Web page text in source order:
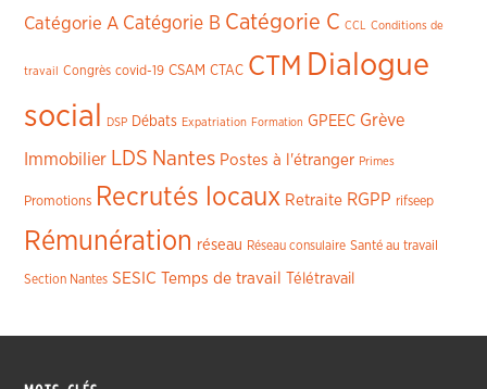
Catégorie A Catégorie B Catégorie C CCL Conditions de
travail Congrès covid-19 CSAM CTAC CTM Dialogue
social
DSP Débats Expatriation Formation GPEEC Grève
Immobilier LDS Nantes Postes à l'étranger Primes
Promotions Recrutés locaux Retraite RGPP rifseep
Rémunération réseau Réseau consulaire Santé au travail
Section Nantes SESIC Temps de travail Télétravail